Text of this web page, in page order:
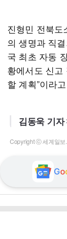
진형민 전북도
의 생명과 직
국 최초 자동
황에서도 신고
할 계획”이라
김동욱 기자
Copyright ⓒ 세계일보
Go